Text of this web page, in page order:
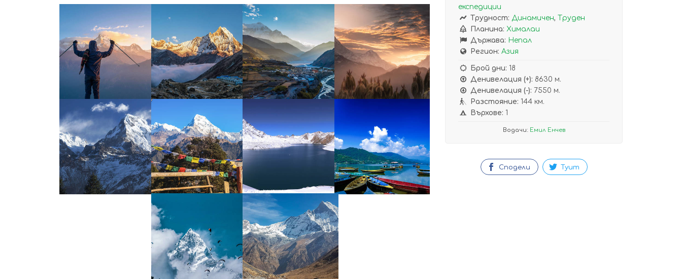
УВЕЛИЧИ УВЕЛИЧИ УВЕЛИЧИ УВЕЛИЧИ
УВЕЛИЧИ УВЕЛИЧИ УВЕЛИЧИ
УВЕЛИЧИ УВЕЛИЧИ
експедиции
Трудност: Динамичен, Труден
Планина: Хималаи
Държава: Непал
Регион: Азия
Брой дни: 18
Денивелация (+): 8630 м.
Денивелация (-): 7550 м.
Разстояние: 144 км.
Върхове: 1
Водачи: Емил Енчев
Сподели Туит